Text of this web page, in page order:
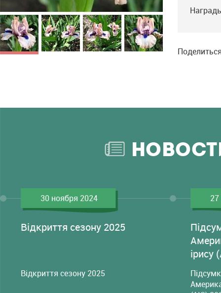
30 ноября 2024
Відкриття сезону 2025
Відкриття сезону 2025
ірису